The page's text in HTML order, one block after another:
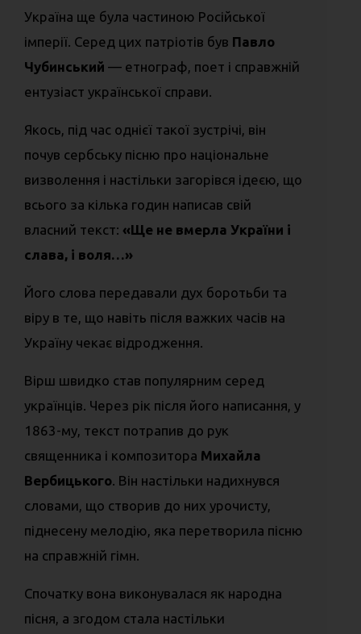
Україна ще була частиною Російської
імперії. Серед цих патріотів був Павло
Чубинський — етнограф, поет і справжній
ентузіаст української справи.
Якось, під час однієї такої зустрічі, він
почув сербську пісню про національне
визволення і настільки загорівся ідеєю, що
всього за кілька годин написав свій
власний текст: «Ще не вмерла України і
слава, і воля…»
Його слова передавали дух боротьби та
віру в те, що навіть після важких часів на
Україну чекає відродження.
Вірш швидко став популярним серед
українців. Через рік після його написання, у
1863-му, текст потрапив до рук
священника і композитора Михайла
Вербицького. Він настільки надихнувся
словами, що створив до них урочисту,
піднесену мелодію, яка перетворила пісню
на справжній гімн.
Спочатку вона виконувалася як народна
пісня, а згодом стала настільки